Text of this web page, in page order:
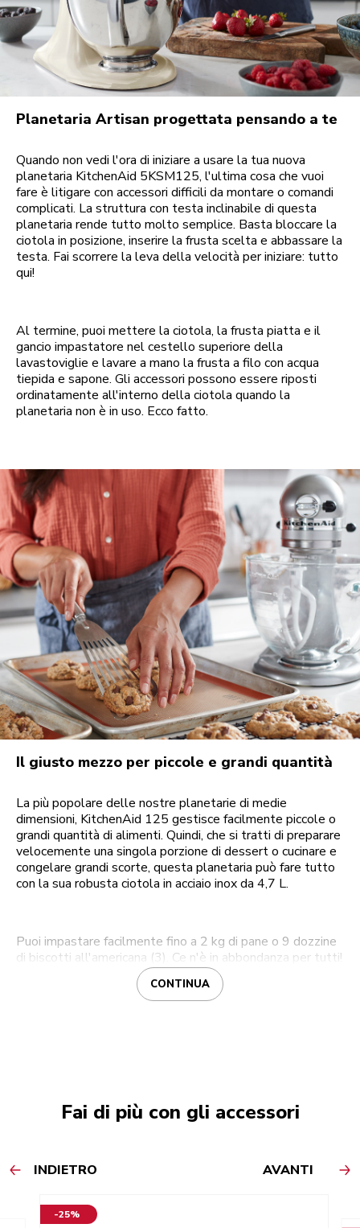
Planetaria Artisan progettata pensando a te
Quando non vedi l'ora di iniziare a usare la tua nuova
planetaria KitchenAid 5KSM125, l'ultima cosa che vuoi
fare è litigare con accessori difficili da montare o comandi
complicati. La struttura con testa inclinabile di questa
planetaria rende tutto molto semplice. Basta bloccare la
ciotola in posizione, inserire la frusta scelta e abbassare la
testa. Fai scorrere la leva della velocità per iniziare: tutto
qui!
Al termine, puoi mettere la ciotola, la frusta piatta e il
gancio impastatore nel cestello superiore della
lavastoviglie e lavare a mano la frusta a filo con acqua
tiepida e sapone. Gli accessori possono essere riposti
ordinatamente all'interno della ciotola quando la
planetaria non è in uso. Ecco fatto.
Il giusto mezzo per piccole e grandi quantità
La più popolare delle nostre planetarie di medie
dimensioni, KitchenAid 125 gestisce facilmente piccole o
grandi quantità di alimenti. Quindi, che si tratti di preparare
velocemente una singola porzione di dessert o cucinare e
congelare grandi scorte, questa planetaria può fare tutto
con la sua robusta ciotola in acciaio inox da 4,7 L.
Puoi impastare facilmente fino a 2 kg di pane o 9 dozzine
di biscotti all'americana (3). Ce n'è in abbondanza per tutti!
CONTINUA
Fai di più con gli accessori
INDIETRO AVANTI
-25%